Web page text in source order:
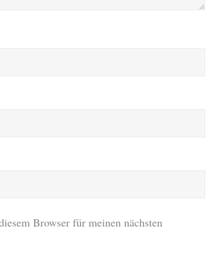
Browser für meinen nächsten